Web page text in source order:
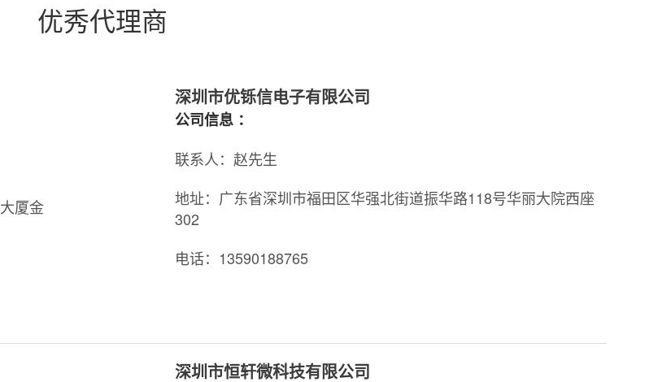
优秀代理商
厦金
深圳市优铄信电子有限公司
公司信息 ：
联系人：赵先生
地址：广东省深圳市福田区华强北街道振华路118号华丽大院西座
302
电话：13590188765
深圳市恒轩微科技有限公司